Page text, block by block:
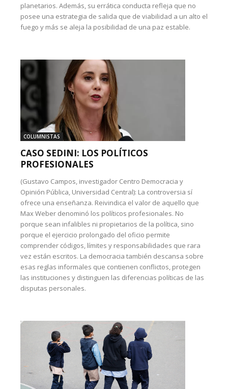
planetarios. Además, su errática conducta refleja que no
posee una estrategia de salida que de viabilidad a un alto el
fuego y más se aleja la posibilidad de una paz estable.
COLUMNISTAS
CASO SEDINI: LOS POLÍTICOS
PROFESIONALES
(Gustavo Campos, investigador Centro Democracia y
Opinión Pública, Universidad Central): La controversia sí
ofrece una enseñanza. Reivindica el valor de aquello que
Max Weber denominó los políticos profesionales. No
porque sean infalibles ni propietarios de la política, sino
porque el ejercicio prolongado del oficio permite
comprender códigos, límites y responsabilidades que rara
vez están escritos. La democracia también descansa sobre
esas reglas informales que contienen conflictos, protegen
las instituciones y distinguen las diferencias políticas de las
disputas personales.